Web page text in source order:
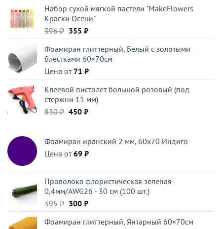
составляла
45 ₽.
28 ₽.
Набор сухой мягкой пастели "MakeFlowers
Краски Осени"
396₽ Первоначальная
составляла
396 ₽.
355 ₽Текущая
355 ₽.
Фоамиран глиттерный, Белый c золотыми
блестками 60×70см
Цена от 71 ₽
Клеевой пистолет большой розовый (под
стержни 11 мм)
830₽ Первоначальная
830 ₽.
450 ₽Текущая
Фоамиран иранский 2 мм, 60х70 Индиго
Цена от69 ₽
Проволока флористическая зеленая
0,4мм/AWG26 - 30 см (100 шт.)
395₽ Первоначальная
составляла
300 ₽Текущая
300 ₽.
Фоамиран глиттерный, Янтарный 60×70см